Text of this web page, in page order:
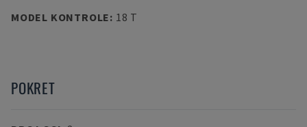
MODEL KONTROLE: 18 T
POKRET